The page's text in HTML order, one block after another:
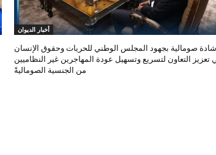
أخبار الديوان
إشادة صومالية بجهود المجلس الوطني للحريات وحقوق الإنسان
تعزيز التعاون لتسريع وتسهيل عودة المهاجرين غير النظاميين
من الجنسية الصوماليةً